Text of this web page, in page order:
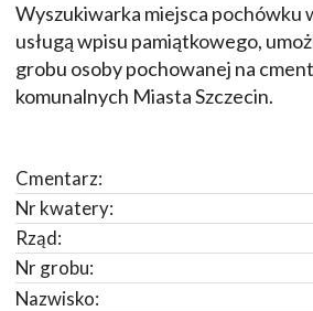
Wyszukiwarka miejsca pochówku
usługą wpisu pamiątkowego,
grobu osoby pochowanej na
komunalnych Miasta Szczecin.
Cmentarz:
Nr kwatery:
Rząd:
Nr grobu:
Nazwisko: